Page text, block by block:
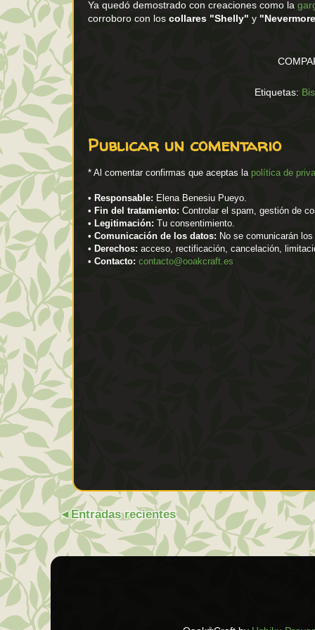
Ya quedó demostrado con creaciones como la
corroboro con los collares "Shelly" y
Etiquetas:
Publicar un comentario
* Al comentar confirmas que aceptas la política de
• Responsable: Elena Benesiu Pueyo.
• Fin del tratamiento: Controlar el spam, gestión de
• Legitimación: Tu consentimiento.
• Comunicación de los datos: No se comunicarán
• Derechos: acceso, rectificación, cancelación,
• Contacto: contacto@ooakcraft.es
Entradas recientes